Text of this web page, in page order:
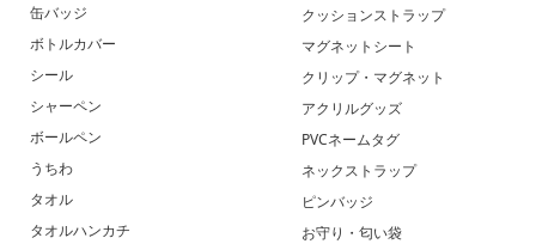
缶バッジ
ボトルカバー
シール
シャーペン
ボールペン
うちわ
タオル
タオルハンカチ
クッションストラップ
マグネットシート
クリップ・マグネット
アクリルグッズ
PVCネームタグ
ネックストラップ
ピンバッジ
お守り・匂い袋